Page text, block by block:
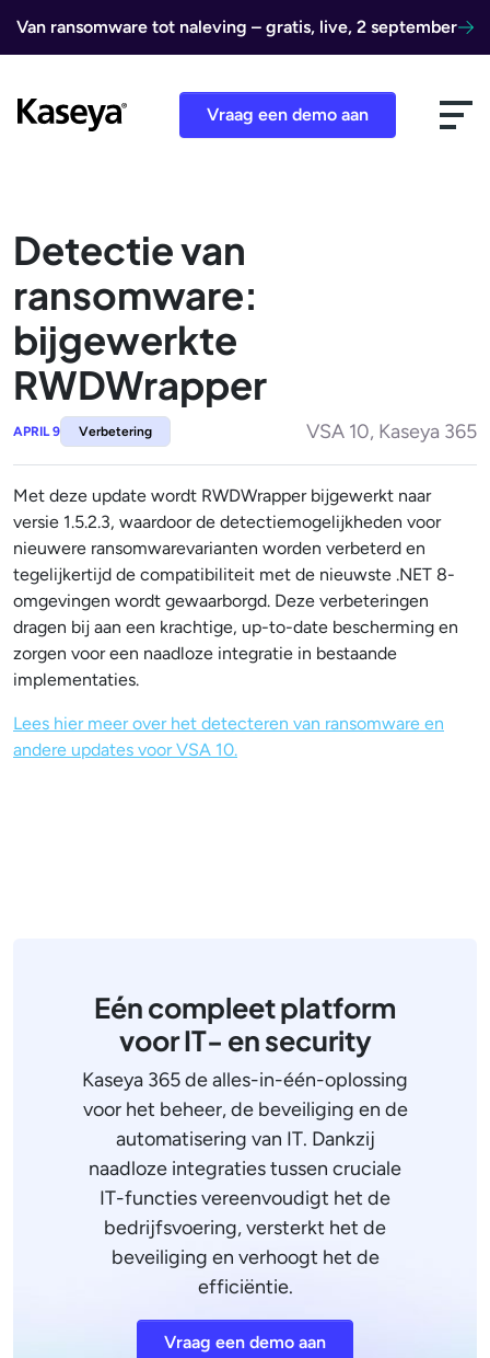
Van ransomware tot naleving – gratis, live, 2 september
Vraag een demo aan
Detectie van
ransomware:
bijgewerkte
RWDWrapper
APRIL 9 Verbetering VSA 10, Kaseya 365
Met deze update wordt RWDWrapper bijgewerkt naar
versie 1.5.2.3, waardoor de detectiemogelijkheden voor
nieuwere ransomwarevarianten worden verbeterd en
tegelijkertijd de compatibiliteit met de nieuwste .NET 8-
omgevingen wordt gewaarborgd. Deze verbeteringen
dragen bij aan een krachtige, up-to-date bescherming en
zorgen voor een naadloze integratie in bestaande
implementaties.
Lees hier meer over het detecteren van ransomware en
andere updates voor VSA 10.
Eén compleet platform
voor IT- en security
Kaseya 365 de alles-in-één-oplossing
voor het beheer, de beveiliging en de
automatisering van IT. Dankzij
naadloze integraties tussen cruciale
IT-functies vereenvoudigt het de
bedrijfsvoering, versterkt het de
beveiliging en verhoogt het de
efficiëntie.
Vraag een demo aan